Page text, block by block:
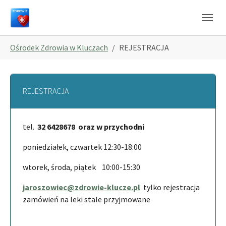
Skip to main navigation
Skip to main content
Skip to page footer
Ośrodek Zdrowia w Kluczach REJESTRACJA
REJESTRACJA
tel. 32 6428678 oraz w przychodni
poniedziałek, czwartek 12:30-18:00
wtorek, środa, piątek 10:00-15:30
jaroszowiec@zdrowie-klucze.pl tylko rejestracja
zamówień na leki stale przyjmowane